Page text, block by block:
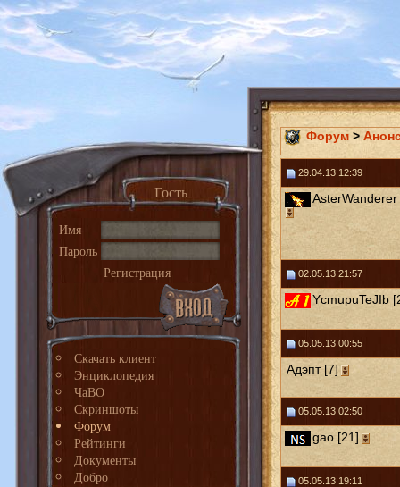
Гость
Имя
Пароль
Регистрация
Скачать клиент
Энциклопедия
ЧаВО
Скриншоты
Форум
Рейтинги
Документы
Добро
Форум >
29.04.13 12:39
02.05.13 21:57
YcmupuTeJIb
05.05.13 00:55
Адэпт [7]
05.05.13 02:50
gao [21]
05.05.13 19:11